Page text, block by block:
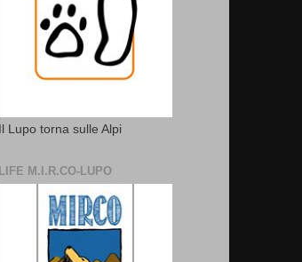
Il Lupo torna sulle Alpi
LIFE M.I.R.CO-LUPO